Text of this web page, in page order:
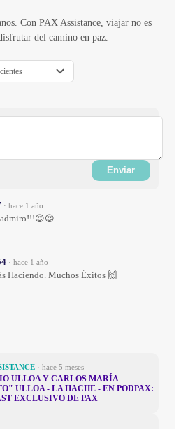
Con PAX Assistance, viajar no es
del camino en paz.
Enviar
· hace 1 año
· hace 1 año
Haciendo. Muchos Éxitos 🙌
· hace 5 meses
ULLOA Y CARLOS MARÍA
ULLOA - LA HACHE - EN PODPAX:
EXCLUSIVO DE PAX